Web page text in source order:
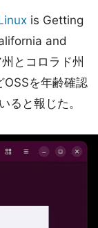
is Getting
and
とコロラド州
を年齢確認
ると報じた。